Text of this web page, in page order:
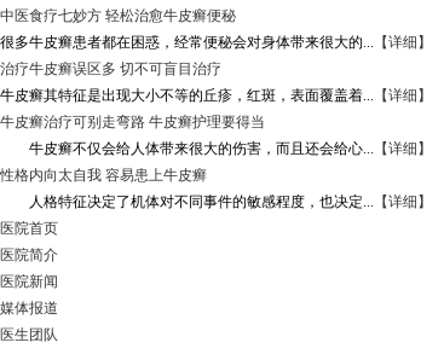
中医食疗七妙方 轻松治愈牛皮癣便秘
很多牛皮癣患者都在困惑，经常便秘会对身体带来很大的... 【详细】
治疗牛皮癣误区多 切不可盲目治疗
牛皮癣其特征是出现大小不等的丘疹，红斑，表面覆盖着... 【详细】
牛皮癣治疗可别走弯路 牛皮癣护理要得当
牛皮癣不仅会给人体带来很大的伤害，而且还会给心... 【详细】
性格内向太自我 容易患上牛皮癣
人格特征决定了机体对不同事件的敏感程度，也决定... 【详细】
医院首页
医院简介
医院新闻
媒体报道
医生团队